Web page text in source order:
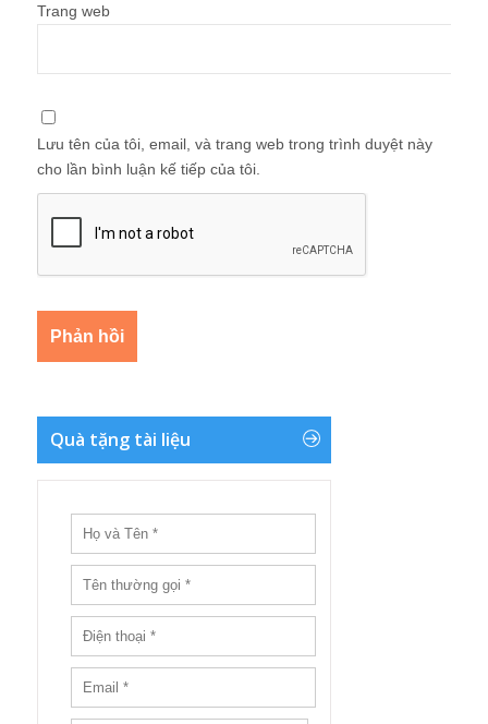
Trang web
Lưu tên của tôi, email, và trang web trong trình duyệt này
cho lần bình luận kế tiếp của tôi.
Quà tặng tài liệu